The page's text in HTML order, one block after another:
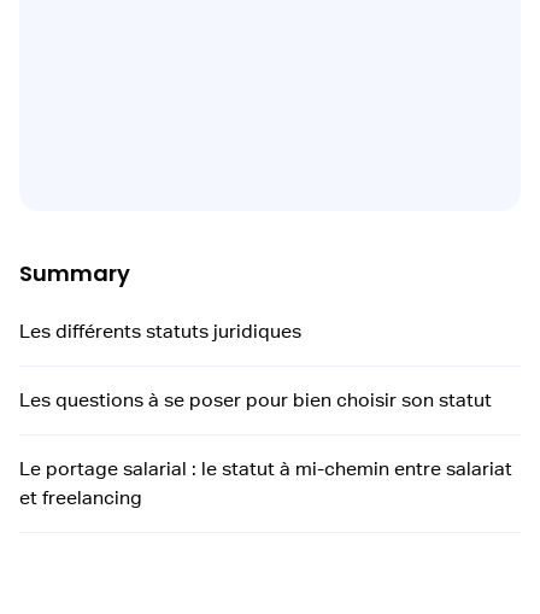
Summary
Les différents statuts juridiques
Les questions à se poser pour bien choisir son statut
Le portage salarial : le statut à mi-chemin entre salariat
et freelancing